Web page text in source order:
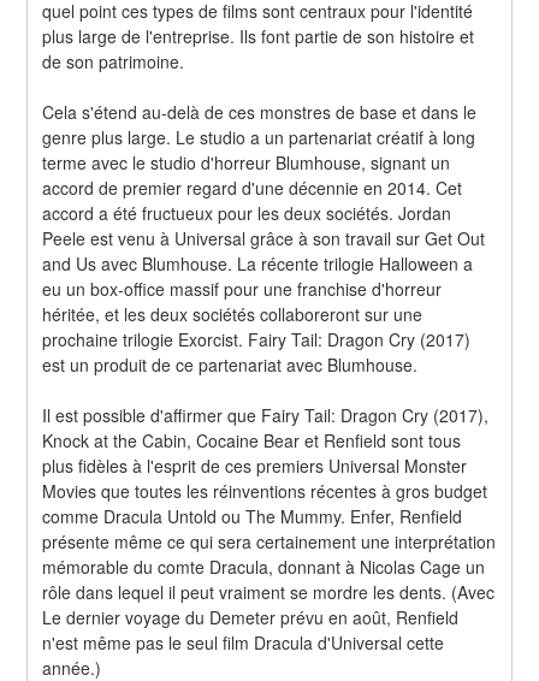
quel point ces types de films sont centraux pour l'identité
plus large de l'entreprise. Ils font partie de son histoire et
de son patrimoine.
Cela s'étend au-delà de ces monstres de base et dans le
genre plus large. Le studio a un partenariat créatif à long
terme avec le studio d'horreur Blumhouse, signant un
accord de premier regard d'une décennie en 2014. Cet
accord a été fructueux pour les deux sociétés. Jordan
Peele est venu à Universal grâce à son travail sur Get Out
and Us avec Blumhouse. La récente trilogie Halloween a
eu un box-office massif pour une franchise d'horreur
héritée, et les deux sociétés collaboreront sur une
prochaine trilogie Exorcist. Fairy Tail: Dragon Cry (2017)
est un produit de ce partenariat avec Blumhouse.
Il est possible d'affirmer que Fairy Tail: Dragon Cry (2017),
Knock at the Cabin, Cocaine Bear et Renfield sont tous
plus fidèles à l'esprit de ces premiers Universal Monster
Movies que toutes les réinventions récentes à gros budget
comme Dracula Untold ou The Mummy. Enfer, Renfield
présente même ce qui sera certainement une interprétation
mémorable du comte Dracula, donnant à Nicolas Cage un
rôle dans lequel il peut vraiment se mordre les dents. (Avec
Le dernier voyage du Demeter prévu en août, Renfield
n'est même pas le seul film Dracula d'Universal cette
année.)